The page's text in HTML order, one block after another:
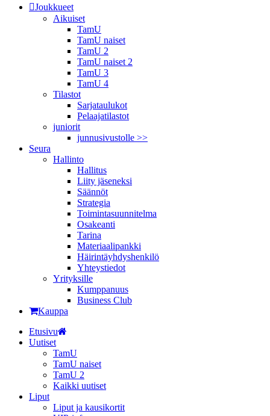
Joukkueet
Aikuiset
TamU
TamU naiset
TamU 2
TamU naiset 2
TamU 3
TamU 4
Tilastot
Sarjataulukot
Pelaajatilastot
juniorit
junnusivustolle >>
Seura
Hallinto
Hallitus
Liity jäseneksi
Säännöt
Strategia
Toimintasuunnitelma
Osakeanti
Tarina
Materiaalipankki
Häirintä­yhdyshenkilö
Yhteystiedot
Yrityksille
Kumppanuus
Business Club
Kauppa
Etusivu
Uutiset
TamU
TamU naiset
TamU 2
Kaikki uutiset
Liput
Liput ja kausikortit